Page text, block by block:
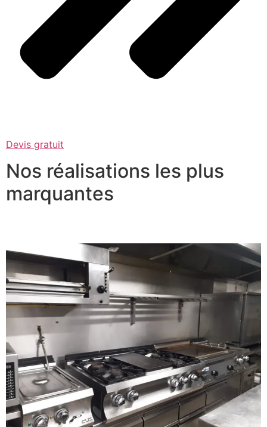
Devis gratuit
Nos réalisations les plus
marquantes